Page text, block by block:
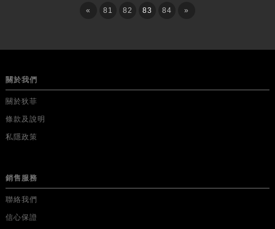
« 81 82 83 84 »
關於我們
關於狄菲
條款及說明
私隱政策
銷售服務
聯絡我們
信心保證